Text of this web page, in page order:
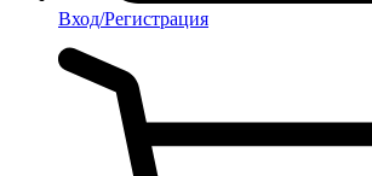
Вход/Регистрация